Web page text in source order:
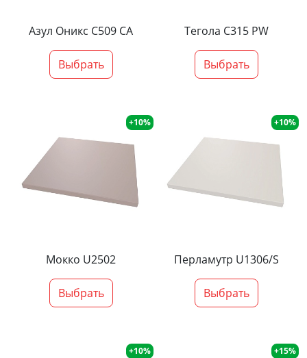
Азул Оникс С509 СА
Выбрать
Тегола С315 PW
Выбрать
+10%
Мокко U2502
Выбрать
+10%
Перламутр U1306/S
Выбрать
+10% +15%